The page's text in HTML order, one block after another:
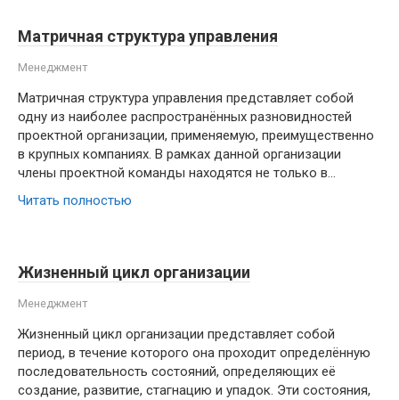
Матричная структура управления
Менеджмент
Матричная структура управления представляет собой
одну из наиболее распространённых разновидностей
проектной организации, применяемую, преимущественно
в крупных компаниях. В рамках данной организации
члены проектной команды находятся не только в…
Читать полностью
Жизненный цикл организации
Менеджмент
Жизненный цикл организации представляет собой
период, в течение которого она проходит определённую
последовательность состояний, определяющих её
создание, развитие, стагнацию и упадок. Эти состояния,